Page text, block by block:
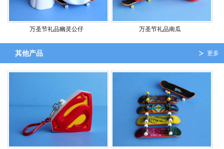
万圣节礼品幽灵公仔 万圣节礼品南瓜
更多
其他产品